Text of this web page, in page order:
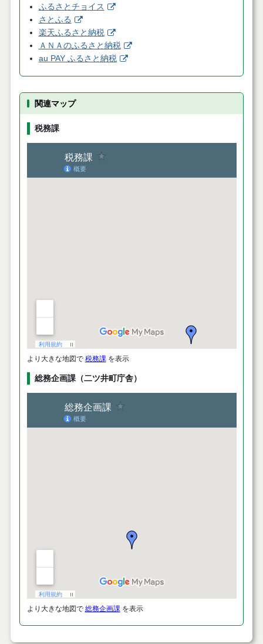
ふるさとチョイス
さとふる
楽天ふるさと納税
ＡＮＡのふるさと納税
au PAY ふるさと納税
関連マップ
税務課
より大きな地図で 税務課 を表示
総務企画課（二ツ井町庁舎）
より大きな地図で 総務企画課 を表示